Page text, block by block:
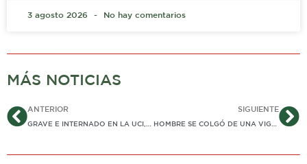
3 agosto 2026 No hay comentarios
MÁS NOTICIAS
AntANTERIOR
GRAVE E INTERNADO EN LA UCI, PEATÓN ATROPELLADO POR MOTOCICLISTA EN PAZ DE ARIPORO
SIGUIENTE
HOMBRE SE COLGÓ DE UNA VIGA LUEGO DE DISCUSIÓN CON SU EXMUJER